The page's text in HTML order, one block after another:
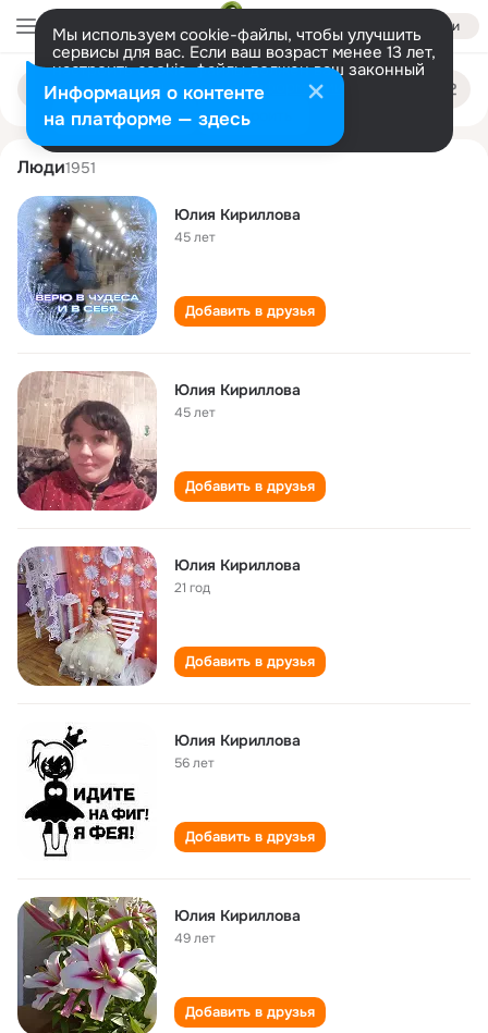
Войти
Мы используем cookie-файлы, чтобы улучшить
сервисы для вас. Если ваш возраст менее 13 лет,
настроить cookie-файлы должен ваш законный
представитель. Больше информации
Разрешить все Настроить
Поиск
людям
yuliya kirillova
Люди1951
Юлия Кириллова
45 лет
Добавить в друзья
Юлия Кириллова
45 лет
Добавить в друзья
Юлия Кириллова
21 год
Добавить в друзья
Юлия Кириллова
56 лет
Добавить в друзья
Юлия Кириллова
49 лет
Добавить в друзья
Информация о контенте
на платформе — здесь